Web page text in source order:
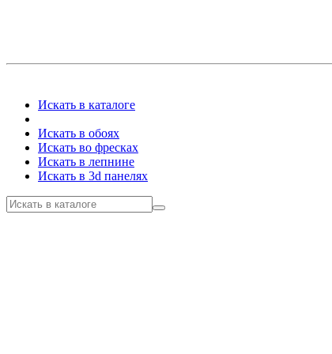
Искать в каталоге
Искать в обоях
Искать во фресках
Искать в лепнине
Искать в 3d панелях